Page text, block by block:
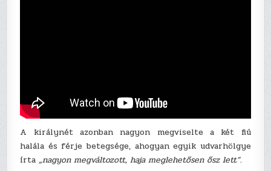
A királynét azonban nagyon megviselte a két fiú
halála és férje betegsége, ahogyan egyik udvarhölgye
írta „nagyon megváltozott, haja meglehetősen ősz lett”.